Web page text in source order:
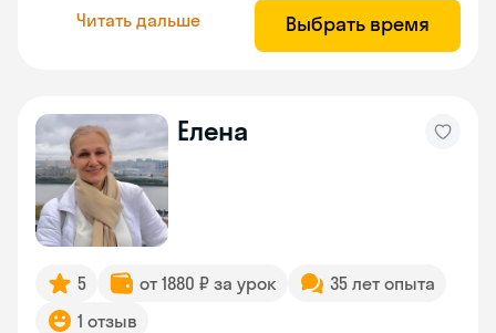
Читать дальше Выбрать время
Елена
5 от 1880 ₽ за урок
35 лет опыта
1 отзыв